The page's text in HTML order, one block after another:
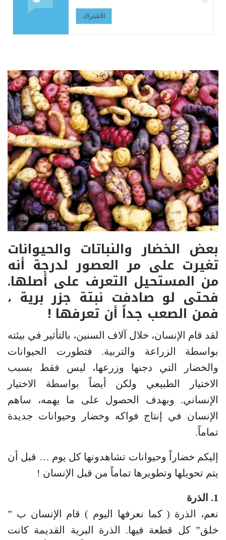
الاشتراك
بعض الخضار والنباتات والحيوانات
تغيرت على مر العصور لدرجة أنه
من المستحيل التعرف على أصلها.
فحتى لو صادفت نبتة جزر برية ،
فمن الصعب جداً أن تعرفها !
لقد قام الإنسان، خلال آلاف السنين، بالتأثير في بيئته
بواسطة الزراعة والتربية. فتطورت الحيوانات
والخضار التي دجنها وزرعها، ليس فقط بسبب
الاختيار الطبيعي ولكن أيضاً بواسطة الاختيار
الإنساني. وبهدف الحصول على ما يهمه، ساهم
الإنسان في إنتاج فواكه وخضار وحيوانات جديدة
تماماً.
إليكم خضاراً وحيوانات تشاهدونها كل يوم … قبل أن
يتم تحويلها وتطويرها تماماً من قبل الإنسان !
1. الذرة
نعم، الذرة ( كما نعرفها اليوم ) قام الإنسان ب ”
خلق” كل قطعة فيها. الذرة البرية القديمة كانت